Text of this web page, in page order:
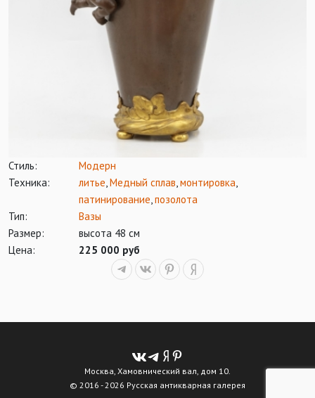
Стиль:
Модерн
Техника:
литье,Медный сплав,монтировка,
патинирование,позолота
Тип:
Вазы
Размер:
высота 48 см
Цена:
225 000 руб
Москва, Хамовнический вал, дом 10.
© 2016 - 2026 Русская антикварная галерея